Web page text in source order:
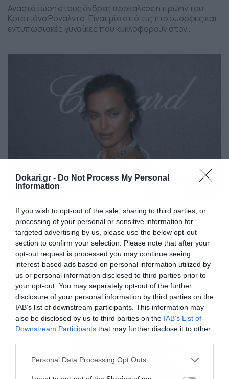
Dokari.gr - Do Not Process My Personal
Information
If you wish to opt-out of the sale, sharing to third parties, or
processing of your personal or sensitive information for
targeted advertising by us, please use the below opt-out
section to confirm your selection. Please note that after your
opt-out request is processed you may continue seeing
interest-based ads based on personal information utilized by
us or personal information disclosed to third parties prior to
your opt-out. You may separately opt-out of the further
disclosure of your personal information by third parties on the
IAB’s list of downstream participants. This information may
also be disclosed by us to third parties on the IAB’s List of
Downstream Participants that may further disclose it to other
Please note that this website/app uses one or more Google
Personal Data Processing Opt Outs
Αναστάτωση στους άνδρες προκάλεσε η πρώην του
Κριστιάνο Ρονάλντο. Είναι μία από τις πιο όμορφες και
εντυπωσιακές γυναίκες που κυκλοφορούν στον
Η Irina Shayk «ανέβασε» φωτογραφία με
το πιο μικροσκοπικό εσώρουχο ever!
(photos)
«Έριξε» το Instagram! Δεν χρειάζεται να αναφερθούμε
στην σπάνια ομορφιά και τις τρομερές τις αναλογίες.
Αυτά τα γνωρίζουμε χρόνια τώρα και αν την ακολουθείς
στο Instagram, σίγουρα θα είσαι… ευχαριστημένος. Ο
λογαριασμός της Irina Shayk είναι γεμάτος «καυτές»
φωτογραφίες και η Ρωσίδα καλλονή πρόσθεσε ακόμα
μία χθες (3/2). Η αλήθεια είναι πως το εσώρουχο που […]